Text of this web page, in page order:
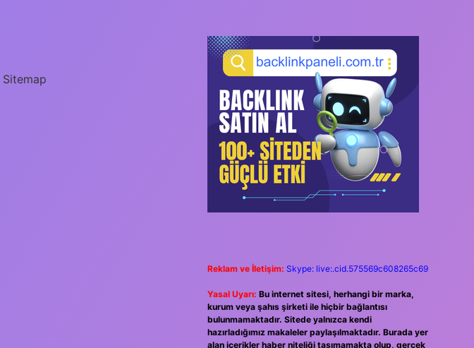
Sitemap
Reklam ve İletişim: Skype: live:.cid.575569c608265c69
Yasal Uyarı: Bu internet sitesi, herhangi bir marka,
kurum veya şahıs şirketi ile hiçbir bağlantısı
bulunmamaktadır. Sitede yalnızca kendi
hazırladığımız makaleler paylaşılmaktadır. Burada yer
alan içerikler haber niteliği taşımamakta olup, gerçek